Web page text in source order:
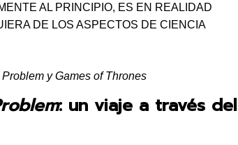
AL PRINCIPIO, ES EN REALIDAD
DE LOS ASPECTOS DE CIENCIA
y Games of Thrones
: un viaje a través del